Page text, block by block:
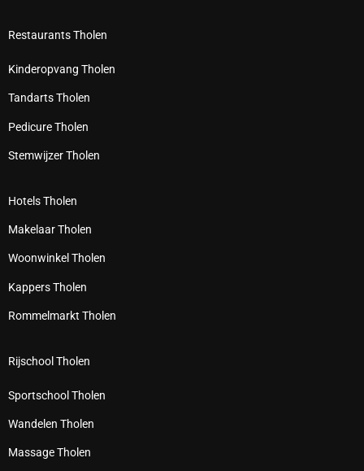
Restaurants Tholen
Kinderopvang Tholen
Tandarts Tholen
Pedicure Tholen
Stemwijzer Tholen
Hotels Tholen
Makelaar Tholen
Woonwinkel Tholen
Kappers Tholen
Rommelmarkt Tholen
Rijschool Tholen
Sportschool Tholen
Wandelen Tholen
Massage Tholen